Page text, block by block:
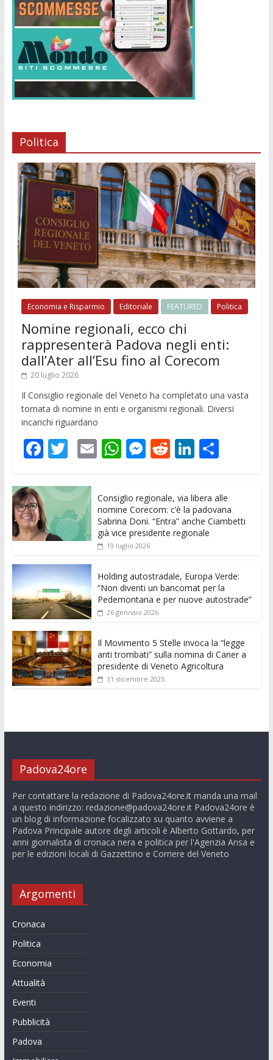
Politica
Economia e Risparmio Editoriale FEATURED Politica
Nomine regionali, ecco chi
rappresenterà Padova negli enti:
dall’Ater all’Esu fino al Corecom
20 luglio 2026
Il Consiglio regionale del Veneto ha completato una vasta
tornata di nomine in enti e organismi regionali. Diversi
incarichi riguardano
F
e
b
o
o
k
T
itt
er
E
l
W
at
s
A
p
M
e
n
g
R
di
t
Li
k
e
dI
C
n
di
vi
Consiglio regionale, via libera alle
nomine Corecom: c’è la padovana
Sabrina Doni. “Entra” anche Ciambetti
già vice presidente regionale
19 luglio 2026
Holding autostradale, Europa Verde:
“Non diventi un bancomat per la
Pedemontana e per nuove autostrade”
26 gennaio 2026
Il Movimento 5 Stelle invoca la “legge
anti trombati” sulla nomina di Caner a
presidente di Veneto Agricoltura
31 dicembre 2025
Padova24ore
Per contattare la redazione di Padova24ore.it manda una mail
a questo indirizzo: redazione@padova24ore.itPadova24ore è
un blog di informazione focalizzato su quanto avviene a
Padova Principale autore degli articoli è Alberto Gottardo, per
anni giornalista di cronaca nera e politica per l'Agenzia Ansa e
per le edizioni locali di Gazzettino e Corriere del Veneto
Argomenti
Cronaca
Politica
Economia
Attualità
Eventi
Pubblicità
Padova